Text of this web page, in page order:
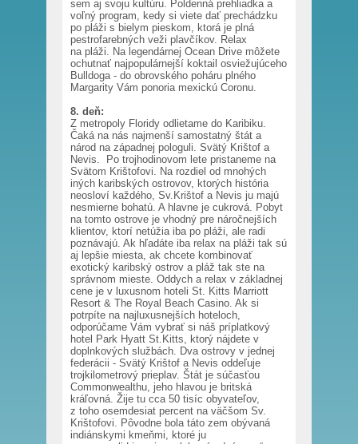
sem aj svoju kultúru. Poldenná prehliadka a
voľný program, kedy si viete dať prechádzku
po pláži s bielym pieskom, ktorá je plná
pestrofarebných veži plavčíkov. Relax
na pláži. Na legendárnej Ocean Drive môžete
ochutnať najpopulárnejší koktail osviežujúceho
Bulldoga - do obrovského poháru plného
Margarity Vám ponoria mexickú Coronu.
8. deň:
Z metropoly Floridy odlietame do Karibiku.
Čaká na nás najmenší samostatný štát a
národ na západnej pologuli. Svätý Krištof a
Nevis. Po trojhodinovom lete pristaneme na
Svätom Krištofovi. Na rozdiel od mnohých
iných karibských ostrovov, ktorých história
neosloví každého, Sv.Krištof a Nevis ju majú
nesmierne bohatú. A hlavne je cukrová. Pobyt
na tomto ostrove je vhodný pre náročnejších
klientov, ktorí netúžia iba po pláži, ale radi
poznávajú. Ak hľadáte iba relax na pláži tak sú
aj lepšie miesta, ak chcete kombinovať
exotický karibský ostrov a pláž tak ste na
správnom mieste. Oddych a relax v základnej
cene je v luxusnom hoteli St. Kitts Marriott
Resort & The Royal Beach Casino. Ak si
potrpíte na najluxusnejších hoteloch,
odporúčame Vám vybrať si náš príplatkový
hotel Park Hyatt St.Kitts, ktorý nájdete v
doplnkových službách. Dva ostrovy v jednej
federácii - Svätý Krištof a Nevis oddeľuje
trojkilometrový prieplav. Štát je súčasťou
Commonwealthu, jeho hlavou je britská
kráľovná. Žije tu cca 50 tisíc obyvateľov,
z toho osemdesiat percent na väčšom Sv.
Krištofovi. Pôvodne bola táto zem obývaná
indiánskymi kmeňmi, ktoré ju